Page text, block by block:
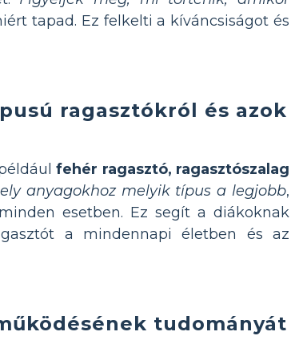
tapad. Ez felkelti a kíváncsiságot és
ragasztókról és azok
fehér ragasztó, ragasztószalag
anyagokhoz melyik típus a legjobb,
esetben. Ez segít a diákoknak
a mindennapi életben és az
tudományát